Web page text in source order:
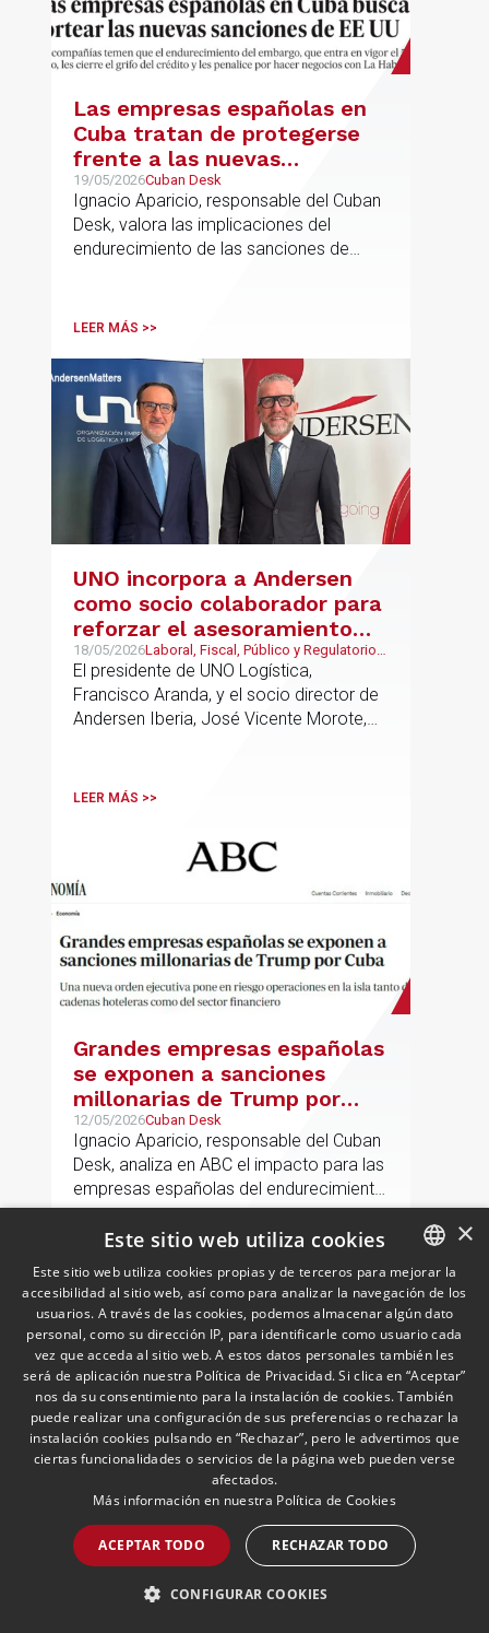
Las empresas españolas en
Cuba tratan de protegerse
frente a las nuevas
sanciones millonarias que
prepara Estados Unidos
19/05/2026Cuban Desk
Ignacio Aparicio, responsable del Cuban
Desk, valora las implicaciones del
endurecimiento de las sanciones de
LEER MÁS >>
UNO incorpora a Andersen
como socio colaborador para
reforzar el asesoramiento
jurídico y fiscal del sector
logístico
18/05/2026Laboral, Fiscal, Público y Regulatorio,
Transporte, Movilidad & Logística
El presidente de UNO Logística,
Francisco Aranda, y el socio director de
Andersen Iberia, José Vicente Morote,
entidades trabajarán para ayudar a las
gestionar con mayor seguridad jurídica
sus principales retos regulatorios.
LEER MÁS >>
Grandes empresas españolas
se exponen a sanciones
millonarias de Trump por
Cuba
12/05/2026Cuban Desk
Ignacio Aparicio, responsable del Cuban
Desk, analiza en ABC el impacto para las
empresas españolas del endurecimiento
de las sanciones de EE.UU. contra Cuba.
LEER MÁS >>
Andersen nombra a Pablo
Gómez-Acebo como
codirector de Fiscal en Iberia
junto con Borja de Gabriel
29/04/2026Fiscal
SPANISH
ENGLISH
PORTUGUESE
×
Este sitio web utiliza cookies
Este sitio web utiliza cookies propias y de terceros para mejorar la
accesibilidad al sitio web, así como para analizar la navegación de los
usuarios. A través de las cookies, podemos almacenar algún dato
personal, como su dirección IP, para identificarle como usuario cada
vez que acceda al sitio web. A estos datos personales también les
será de aplicación nuestra Política de Privacidad. Si clica en “Aceptar”
nos da su consentimiento para la instalación de cookies. También
puede realizar una configuración de sus preferencias o rechazar la
instalación cookies pulsando en “Rechazar”, pero le advertimos que
ciertas funcionalidades o servicios de la página web pueden verse
afectados.
Más información en nuestra Política de Cookies
ACEPTAR TODO RECHAZAR TODO
CONFIGURAR COOKIES